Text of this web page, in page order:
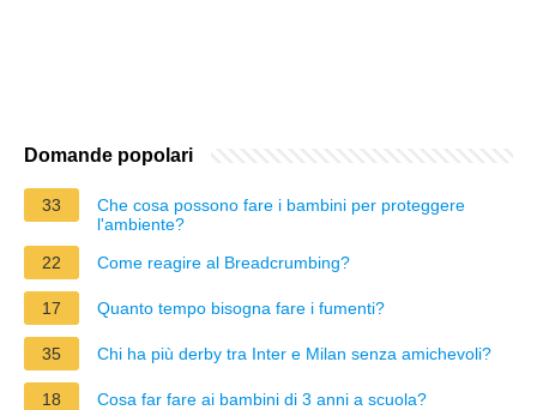
Domande popolari
33
Che cosa possono fare i bambini per proteggere
l'ambiente?
22
Come reagire al Breadcrumbing?
17 Quanto tempo bisogna fare i fumenti?
35 Chi ha più derby tra Inter e Milan senza amichevoli?
18 Cosa far fare ai bambini di 3 anni a scuola?